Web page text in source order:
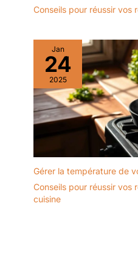
Conseils pour réussir vos
Jan
24
2025
Gérer la température de
Conseils pour réussir vos
cuisine